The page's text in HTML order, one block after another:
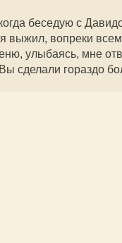
беседую с
выжил, вопреки
улыбаясь, мне
сделали гораздо